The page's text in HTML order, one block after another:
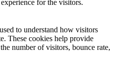
for the visitors.
to understand how visitors
These cookies help provide
number of visitors, bounce rate,